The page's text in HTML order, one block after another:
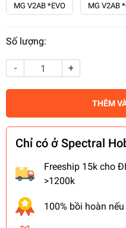
MG V2AB *EVO MG V2AB
Số lượng:
- +
THÊM
Chỉ có ở Spectral
Freeship 15k cho
>1200k
100% bồi hoàn